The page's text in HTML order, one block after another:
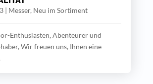
| Messer, Neu im Sortiment
Enthusiasten, Abenteurer und
Wir freuen uns, Ihnen eine